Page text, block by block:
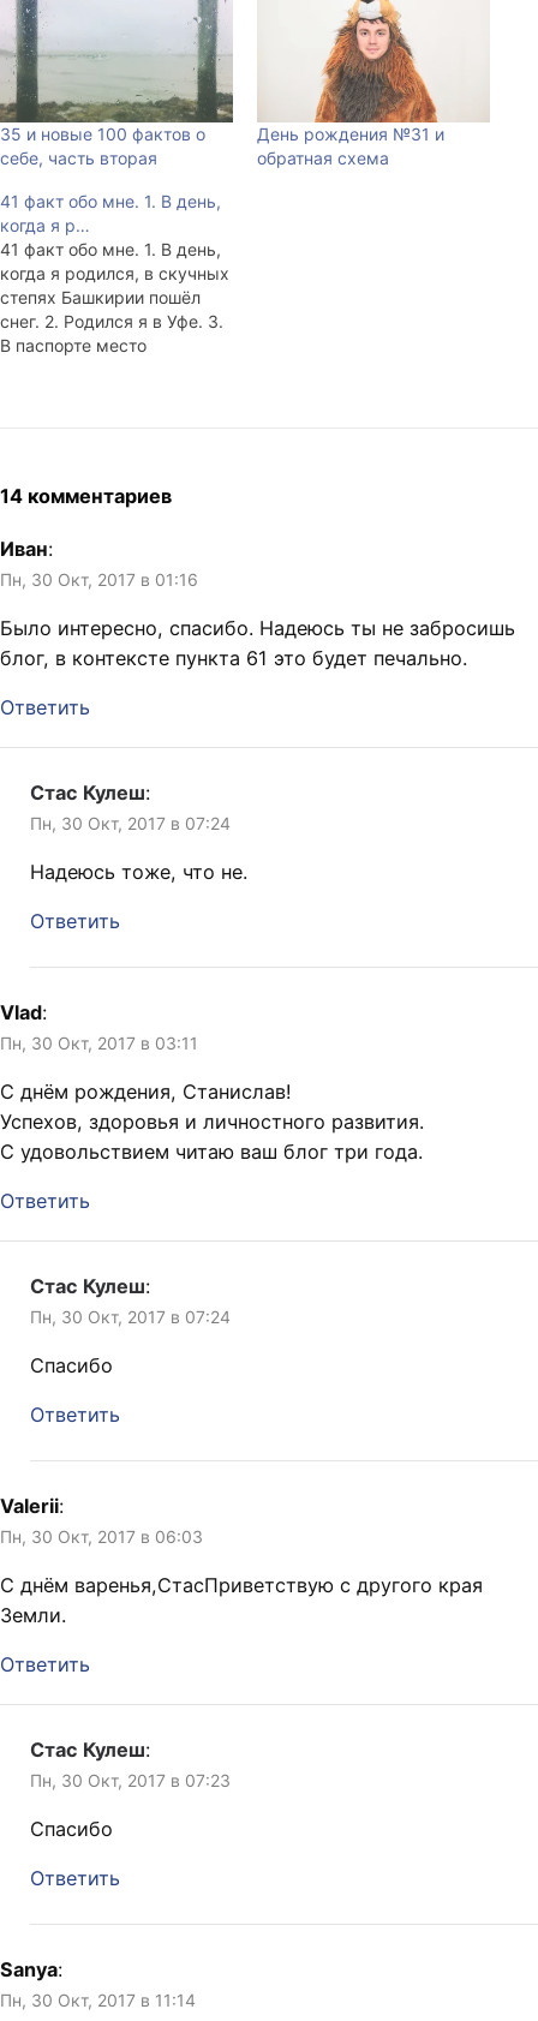
35 и новые 100 фактов о
себе, часть вторая
День рождения №31 и
обратная схема
41 факт обо мне. 1. В день,
когда я р…
41 факт обо мне. 1. В день,
когда я родился, в скучных
степях Башкирии пошёл
снег. 2. Родился я в Уфе. 3.
В паспорте место
Николай Николаевич. 5.
Мама не взяла его
фамилию, оставила
девичью. 6. Намечалось
4…
14 комментариев
Иван:
Пн, 30 Окт, 2017 в 01:16
Было интересно, спасибо. Надеюсь ты не забросишь
блог, в контексте пункта 61 это будет печально.
Ответить
Стас Кулеш:
Пн, 30 Окт, 2017 в 07:24
Надеюсь тоже, что не.
Ответить
Vlad:
Пн, 30 Окт, 2017 в 03:11
С днём рождения, Станислав!
Успехов, здоровья и личностного развития.
С удовольствием читаю ваш блог три года.
Ответить
Стас Кулеш:
Пн, 30 Окт, 2017 в 07:24
Спасибо
Ответить
Valerii:
Пн, 30 Окт, 2017 в 06:03
С днём варенья,СтасПриветствую с другого края
Земли.
Ответить
Стас Кулеш:
Пн, 30 Окт, 2017 в 07:23
Спасибо
Ответить
Sanya:
Пн, 30 Окт, 2017 в 11:14